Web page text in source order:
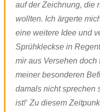
auf der Zeichnung, die
wollten. Ich ärgerte
eine weitere Idee und
Sprühkleckse in
mir aus Versehen
meiner besonderen
damals nicht sprechen
ist!‘ Zu diesem